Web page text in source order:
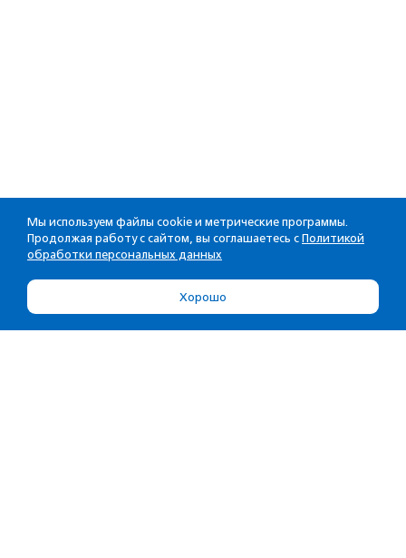
Мы используем файлы cookie и метрические программы.
Продолжая работу с сайтом, вы соглашаетесь с Политикой
обработки персональных данных
Хорошо